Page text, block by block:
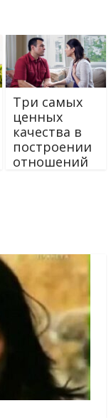
Три самых
ценных
качества в
построении
отношений